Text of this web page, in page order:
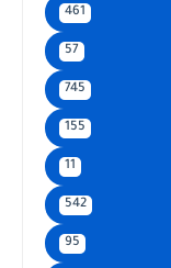
461
57
745
155
11
542
95